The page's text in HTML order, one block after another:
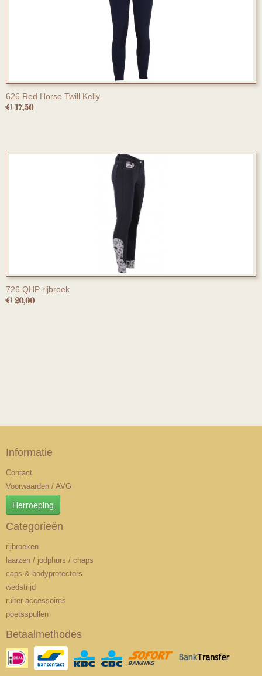
626 Red Horse Twill Kelly
€ 17,50
726 QHP rijbroek
€ 20,00
Informatie
Contact
Voorwaarden / AVG
Herroeping
Categorieën
rijbroeken
laarzen / jodphurs / chaps
caps & bodyprotectors
wedstrijd
ruiter accessoires
poetsspullen
Betaalmethodes